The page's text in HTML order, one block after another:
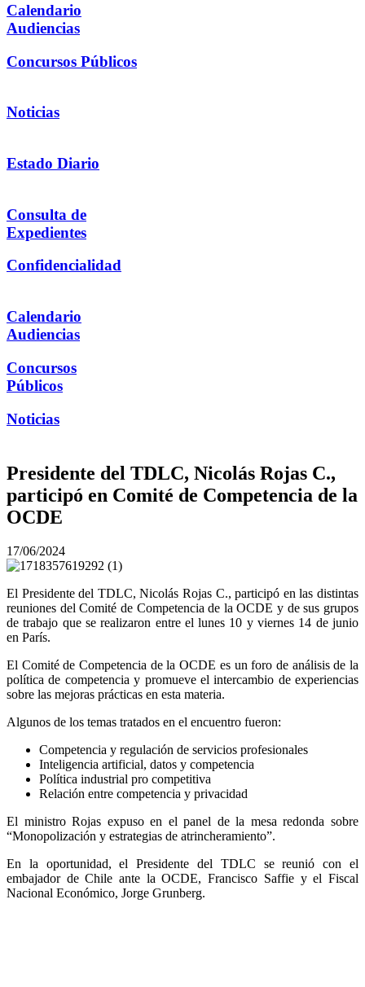
Calendario
Audiencias
Concursos Públicos
Noticias
Estado Diario
Consulta de
Expedientes
Confidencialidad
Calendario
Audiencias
Concursos
Públicos
Noticias
Presidente del TDLC, Nicolás Rojas C.,
participó en Comité de Competencia de la
OCDE
17/06/2024
El Presidente del TDLC, Nicolás Rojas C., participó en las distintas
reuniones del Comité de Competencia de la OCDE y de sus grupos
de trabajo que se realizaron entre el lunes 10 y viernes 14 de junio
en París.
El Comité de Competencia de la OCDE es un foro de análisis de la
política de competencia y promueve el intercambio de experiencias
sobre las mejoras prácticas en esta materia.
Algunos de los temas tratados en el encuentro fueron:
Competencia y regulación de servicios profesionales
Inteligencia artificial, datos y competencia
Política industrial pro competitiva
Relación entre competencia y privacidad
El ministro Rojas expuso en el panel de la mesa redonda sobre
“Monopolización y estrategias de atrincheramiento”.
En la oportunidad, el Presidente del TDLC se reunió con el
embajador de Chile ante la OCDE, Francisco Saffie y el Fiscal
Nacional Económico, Jorge Grunberg.